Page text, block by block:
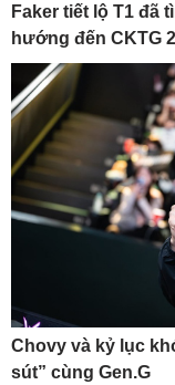
Faker tiết lộ T1 đã
hướng đến CKTG
Chovy và kỷ lục
sút” cùng Gen.G